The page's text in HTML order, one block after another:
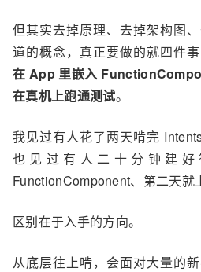
但其实去掉原理、去掉架构图
道的概念，真正要做的就四件事
在 App 里嵌入
在真机上跑通测试。
我见过有人花了两天啃完
也见过有人二十分钟建
FunctionComponent、第二天就
区别在于入手的方向。
从底层往上啃，会面对大量的